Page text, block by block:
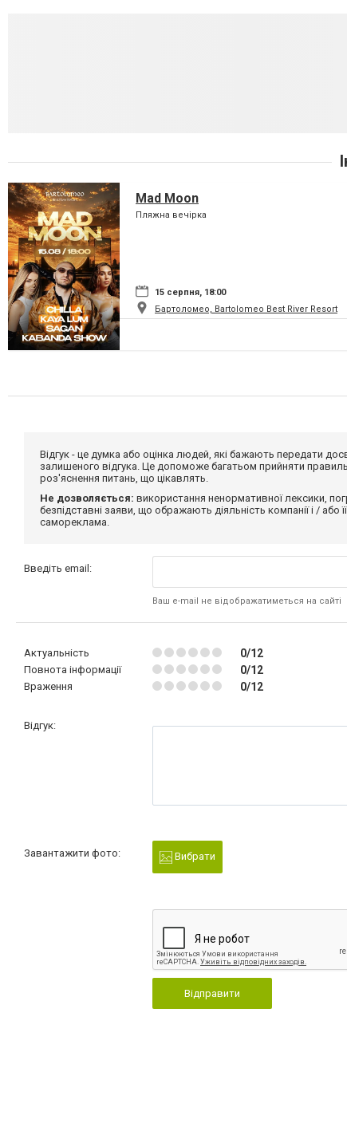
Mad Moon
Пляжна вечірка
15 серпня, 18:00
Бартоломео, Bartolomeo Best River Resort
Відгук - це думка або оцінка людей, які бажають передати
залишеного відгука. Це допоможе багатьом прийняти
роз'яснення питань, що цікавлять.
Не дозволяється: використання ненормативної лексики,
безпідставні заяви, що ображають діяльність компанії і /
самореклама.
Введіть email:
Ваш e-mail не відображатиметься на сайті
Актуальність 0/12
Повнота інформації 0/12
Враження 0/12
Відгук:
Завантажити фото: Вибрати
Відправити